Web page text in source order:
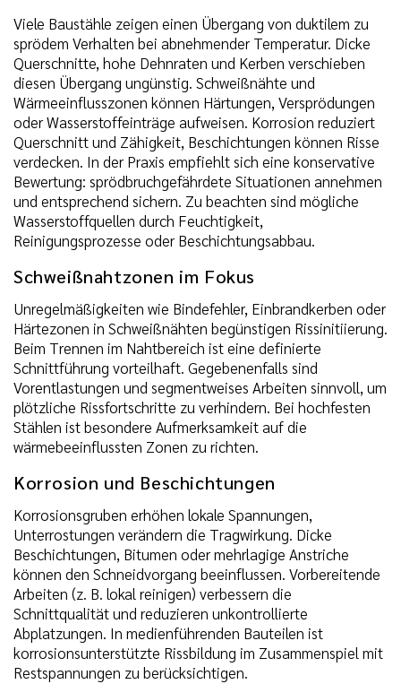
Viele Baustähle zeigen einen Übergang von duktilem zu
sprödem Verhalten bei abnehmender Temperatur. Dicke
Querschnitte, hohe Dehnraten und Kerben verschieben
diesen Übergang ungünstig. Schweißnähte und
Wärmeeinflusszonen können Härtungen, Versprödungen
oder Wasserstoffeinträge aufweisen. Korrosion reduziert
Querschnitt und Zähigkeit, Beschichtungen können Risse
verdecken. In der Praxis empfiehlt sich eine konservative
Bewertung: sprödbruchgefährdete Situationen annehmen
und entsprechend sichern. Zu beachten sind mögliche
Wasserstoffquellen durch Feuchtigkeit,
Reinigungsprozesse oder Beschichtungsabbau.
Schweißnahtzonen im Fokus
Unregelmäßigkeiten wie Bindefehler, Einbrandkerben oder
Härtezonen in Schweißnähten begünstigen Rissinitiierung.
Beim Trennen im Nahtbereich ist eine definierte
Schnittführung vorteilhaft. Gegebenenfalls sind
Vorentlastungen und segmentweises Arbeiten sinnvoll, um
plötzliche Rissfortschritte zu verhindern. Bei hochfesten
Stählen ist besondere Aufmerksamkeit auf die
wärmebeeinflussten Zonen zu richten.
Korrosion und Beschichtungen
Korrosionsgruben erhöhen lokale Spannungen,
Unterrostungen verändern die Tragwirkung. Dicke
Beschichtungen, Bitumen oder mehrlagige Anstriche
können den Schneidvorgang beeinflussen. Vorbereitende
Arbeiten (z. B. lokal reinigen) verbessern die
Schnittqualität und reduzieren unkontrollierte
Abplatzungen. In medienführenden Bauteilen ist
korrosionsunterstützte Rissbildung im Zusammenspiel mit
Restspannungen zu berücksichtigen.